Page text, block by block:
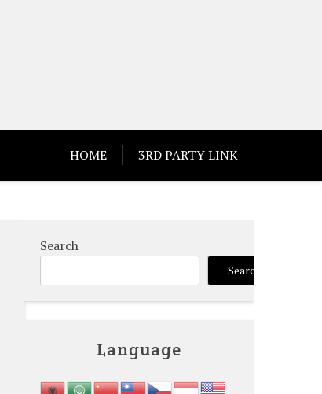
HOME 3RD PARTY LINK
Search
Search
Language